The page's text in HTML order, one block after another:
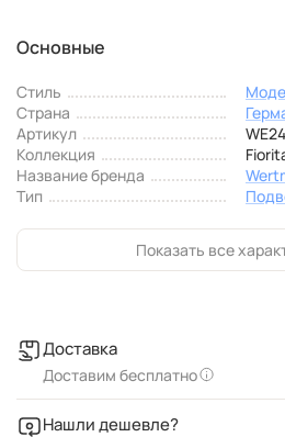
Основные
Стиль
Страна
Артикул
Коллекция
Название бренда
Тип
Показать все
Доставка
Доставим бесплатно
Нашли дешевле?